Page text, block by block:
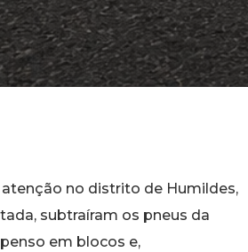
no distrito de Humildes,
subtraíram os pneus da
em blocos e,